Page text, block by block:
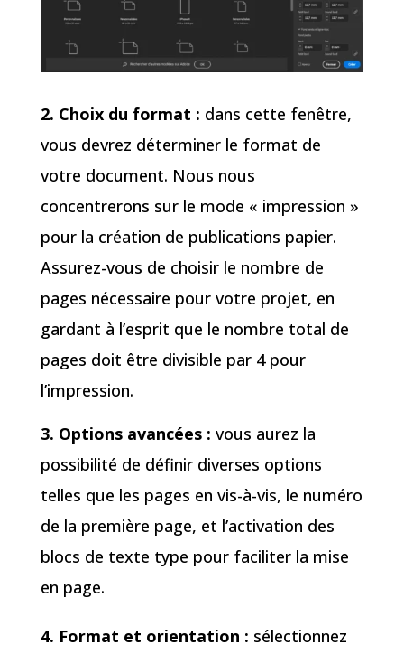
2. Choix du format : dans cette fenêtre,
vous devrez déterminer le format de
votre document. Nous nous
concentrerons sur le mode « impression »
pour la création de publications papier.
Assurez-vous de choisir le nombre de
pages nécessaire pour votre projet, en
gardant à l’esprit que le nombre total de
pages doit être divisible par 4 pour
l’impression.
3. Options avancées : vous aurez la
possibilité de définir diverses options
telles que les pages en vis-à-vis, le numéro
de la première page, et l’activation des
blocs de texte type pour faciliter la mise
en page.
4. Format et orientation : sélectionnez